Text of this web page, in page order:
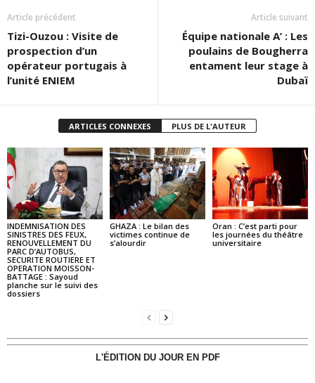
Article précédent
Tizi-Ouzou : Visite de
prospection d’un
opérateur portugais à
l’unité ENIEM
Article suivant
Équipe nationale A’ : Les
poulains de Bougherra
entament leur stage à
Dubaï
ARTICLES CONNEXES PLUS DE L'AUTEUR
INDEMNISATION DES
SINISTRES DES FEUX,
RENOUVELLEMENT DU
PARC D’AUTOBUS,
SECURITE ROUTIERE ET
OPERATION MOISSON-
BATTAGE : Sayoud
planche sur le suivi des
dossiers
GHAZA : Le bilan des
victimes continue de
s’alourdir
Oran : C’est parti pour
les journées du théâtre
universitaire
L'ÉDITION DU JOUR EN PDF